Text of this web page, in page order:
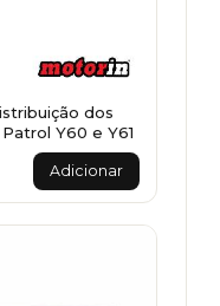
dos
Y60 e Y61
Adicionar